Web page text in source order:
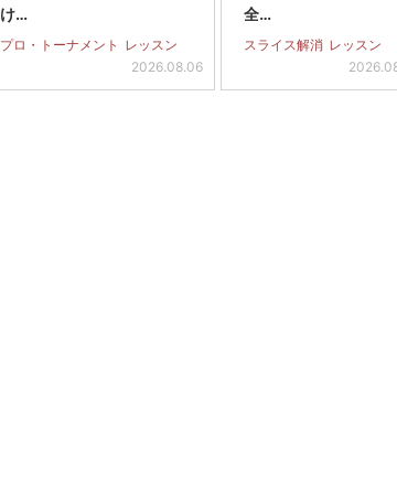
け…
プロ・トーナメント レッスン
2026.08.06
全…
スライス解消 レッスン